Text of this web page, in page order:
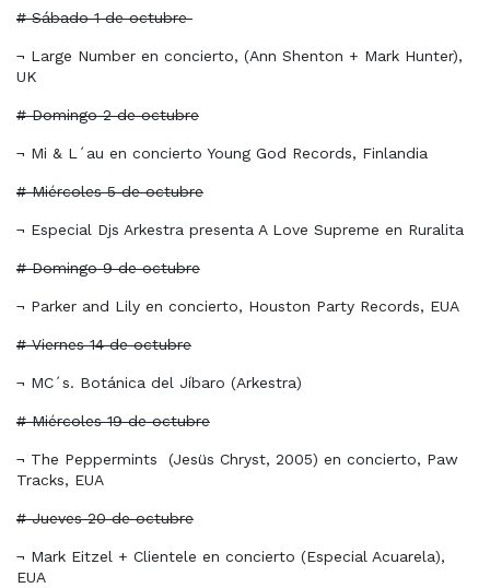
# Sábado 1 de octubre
¬ Large Number en concierto, (Ann Shenton + Mark Hunter),
UK
# Domingo 2 de octubre
¬ Mi & L´au en concierto Young God Records, Finlandia
# Miércoles 5 de octubre
¬ Especial Djs Arkestra presenta A Love Supreme en Ruralita
# Domingo 9 de octubre
¬ Parker and Lily en concierto, Houston Party Records, EUA
# Viernes 14 de octubre
¬ MC´s. Botánica del Jíbaro (Arkestra)
# Miércoles 19 de octubre
¬ The Peppermints
(Jesüs Chryst, 2005) en concierto, Paw
Tracks, EUA
# Jueves 20 de octubre
¬ Mark Eitzel + Clientele en concierto (Especial Acuarela),
EUA